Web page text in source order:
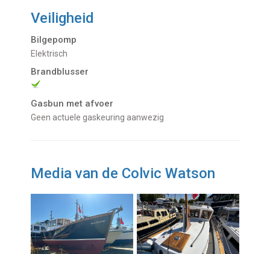
Veiligheid
Bilgepomp
Elektrisch
Brandblusser
Gasbun met afvoer
Geen actuele gaskeuring aanwezig
Media van de Colvic Watson